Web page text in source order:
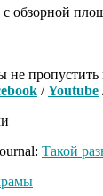
с обзорной
не
/Youtube
Такой